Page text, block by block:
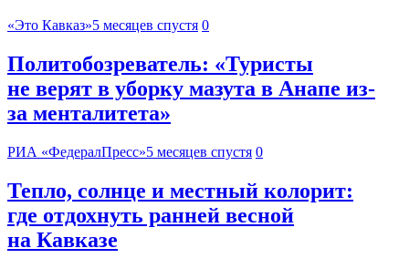
«Это Кавказ»5 месяцев спустя 0
Политобозреватель: «Туристы
не верят в уборку мазута в Анапе из-
за менталитета»
РИА «ФедералПресс»5 месяцев спустя 0
Тепло, солнце и местный колорит:
где отдохнуть ранней весной
на Кавказе